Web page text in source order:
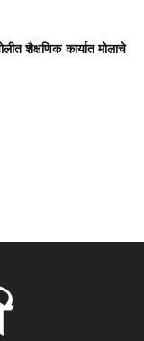
शैक्षणिक कार्यात मोलाचे